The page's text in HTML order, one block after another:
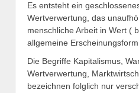
Es entsteht ein
Wertverwertung, das
menschliche Arbeit in Wert (
allgemeine
Die Begriffe Kapitalismus,
Wertverwertung,
bezeichnen folglich nur